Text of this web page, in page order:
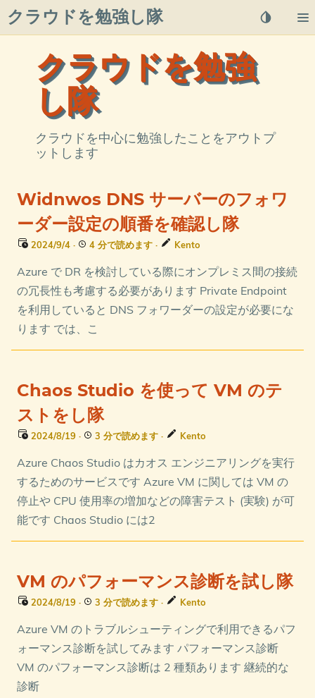
クラウドを勉強し隊
Posts
プライバシーポリシー
azure overview
クラウドを勉強
し隊
クラウドを中心に勉強したことをアウトプ
ットします
Widnwos DNS サーバーのフォワ
ーダー設定の順番を確認し隊
2024/9/4 · 4 分で読めます · Kento
Azure で DR を検討している際にオンプレミス間の接続
の冗長性も考慮する必要があります Private Endpoint
を利用していると DNS フォワーダーの設定が必要にな
ります では、こ
Chaos Studio を使って VM のテ
ストをし隊
2024/8/19 · 3 分で読めます · Kento
Azure Chaos Studio はカオス エンジニアリングを実行
するためのサービスです Azure VM に関しては VM の
停止や CPU 使用率の増加などの障害テスト (実験) が可
能です Chaos Studio には2
VM のパフォーマンス診断を試し隊
2024/8/19 · 3 分で読めます · Kento
Azure VM のトラブルシューティングで利用できるパフ
ォーマンス診断を試してみます パフォーマンス診断
VM のパフォーマンス診断は 2 種類あります 継続的な
診断